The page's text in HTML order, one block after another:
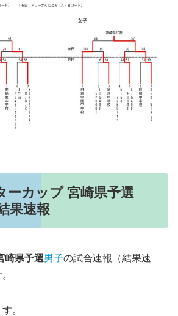
ーカップ 宮崎県予選
果速報
崎県予選男子の試合速報（結果速
。